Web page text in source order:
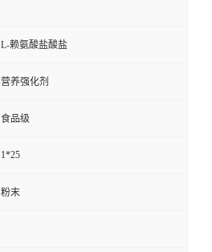
L-赖氨酸盐酸盐
营养强化剂
食品级
1*25
粉末